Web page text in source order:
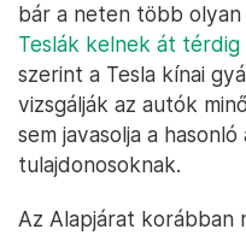
bár a neten több
Teslák kelnek át
szerint a Tesla kínai
vizsgálják az autók
sem javasolja a
tulajdonosoknak.
Az Alapjárat korábban